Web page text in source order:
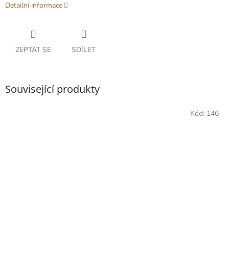
Detailní informace
ZEPTAT SE SDÍLET
Související produkty
Kód: 146